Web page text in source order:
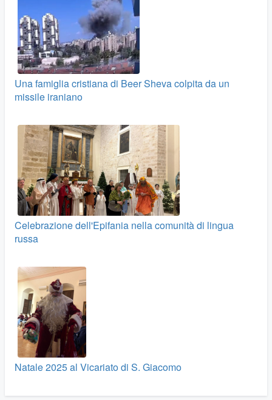
Una famiglia cristiana di Beer Sheva colpita da un
missile iraniano
Celebrazione dell'Epifania nella comunità di lingua
russa
Natale 2025 al Vicariato di S. Giacomo